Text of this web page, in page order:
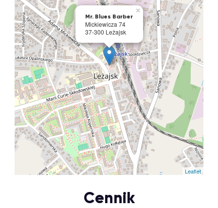
Mr. Blues Barber
Mickiewicza 74
37-300 Leżajsk
×
Leaflet
Cennik